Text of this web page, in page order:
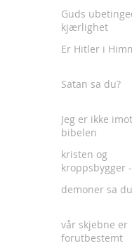
Guds
kjærlighet
Er Hitler i
Satan sa du?
Jeg er ikke imot
bibelen
kristen og
kroppsbygger
demoner sa
vår skjebne er
forutbestemt